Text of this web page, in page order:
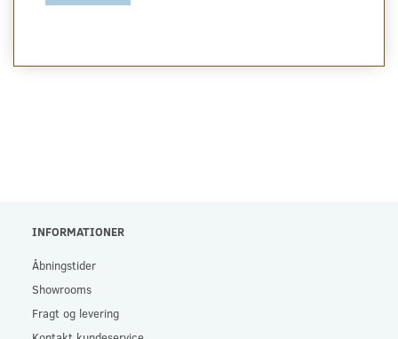
INFORMATIONER
Åbningstider
Showrooms
Fragt og levering